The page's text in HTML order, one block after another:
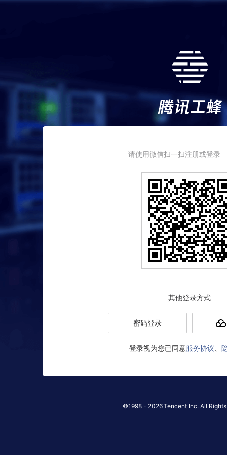
请使用微信扫一扫注册或登录
其他登录方式
密码登录
登录视为您已同意服务协议
©1998 - 2026Tencent Inc. All